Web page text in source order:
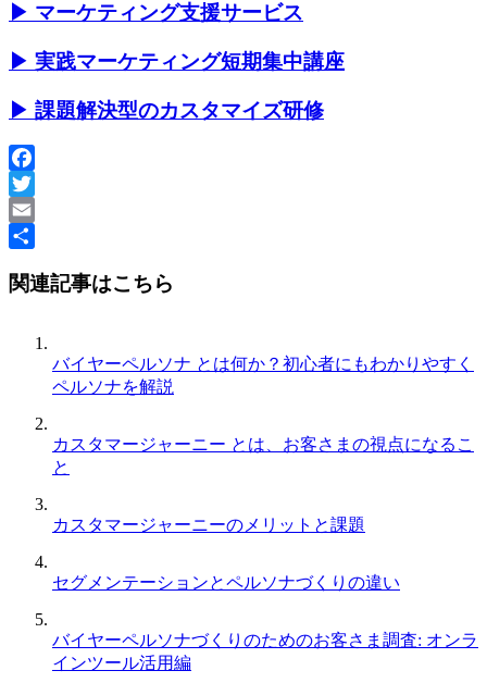
▶ マーケティング支援サービス
▶ 実践マーケティング短期集中講座
▶ 課題解決型のカスタマイズ研修
Facebook
Twitter
Email
有
関連記事はこちら
バイヤーペルソナ とは何か？初心者にもわかりやすく
ペルソナを解説
カスタマージャーニー とは、お客さまの視点になるこ
と
カスタマージャーニーのメリットと課題
セグメンテーションとペルソナづくりの違い
バイヤーペルソナづくりのためのお客さま調査: オンラ
インツール活用編